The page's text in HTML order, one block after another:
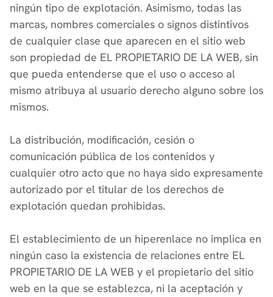
ningún tipo de explotación. Asimismo, todas las
marcas, nombres comerciales o signos distintivos
de cualquier clase que aparecen en el sitio web
son propiedad de EL PROPIETARIO DE LA WEB, sin
que pueda entenderse que el uso o acceso al
mismo atribuya al usuario derecho alguno sobre los
mismos.
La distribución, modificación, cesión o
comunicación pública de los contenidos y
cualquier otro acto que no haya sido expresamente
autorizado por el titular de los derechos de
explotación quedan prohibidas.
El establecimiento de un hiperenlace no implica en
ningún caso la existencia de relaciones entre EL
PROPIETARIO DE LA WEB y el propietario del sitio
web en la que se establezca, ni la aceptación y